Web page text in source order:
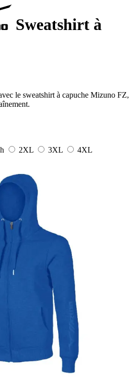
Sweatshirt à
le sweatshirt à capuche Mizuno FZ,
2XL 3XL
4XL